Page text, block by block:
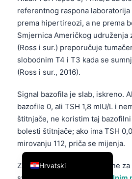
referentnog raspona
prema hipertireozi, a ne prema
Smjernica Američkog udruženja
(Ross i sur.) preporučuje
slobodnim T4 i T3 kada se
(Ross i sur., 2016).
Signal bazofila je slab, iskreno.
bazofile 0, ali TSH 1,8 mIU/L i
štitnjače, ne koristim taj
bolesti štitnjače; ako ima TSH
mirovanju 112, priča se mijenja.
Za sljedeće korake specifične
Hrvatski
English
Deutsch
العربية
Italiano
Español
Português
Ελληνικά
Türkçe